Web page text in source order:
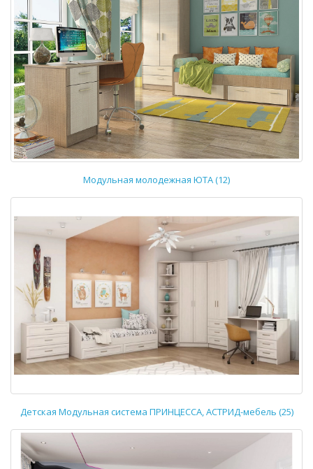
Модульная молодежная ЮТА (12)
Детская Модульная система ПРИНЦЕССА, АСТРИД-мебель (25)